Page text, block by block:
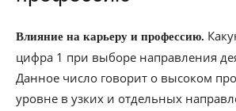
Влияние на карьеру и профессию.
цифра 1 при выборе направления
Данное число говорит о высоком
уровне в узких и отдельных